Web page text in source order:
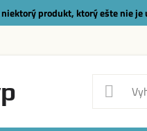
produkt, ktorý ešte nie